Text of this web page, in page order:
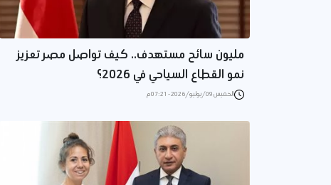
مليون سائح مستهدف.. كيف تواصل مصر تعزيز
نمو القطاع السياحي في 2026؟
الخميس 09/يوليو/2026 - 07:21 م